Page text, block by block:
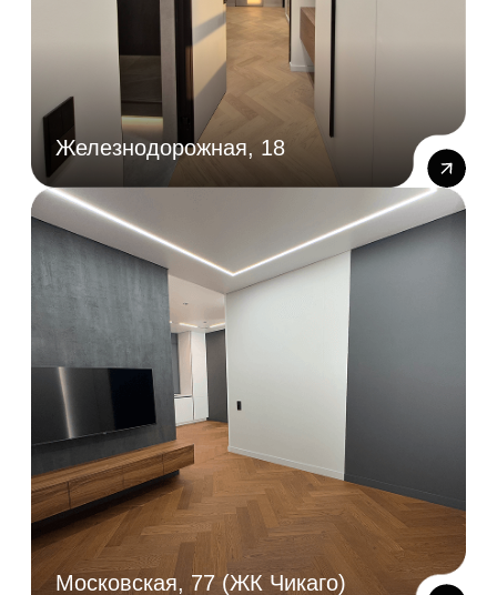
Площадь Райсовета, 14
ЖК Грандо